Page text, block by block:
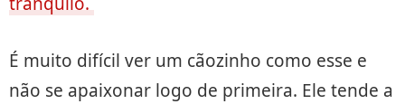
É muito difícil ver um cãozinho como esse e
não se apaixonar logo de primeira. Ele tende a